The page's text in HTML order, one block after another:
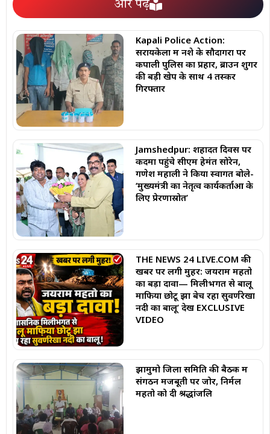
और पढ़ें
Kapali Police Action:
सरायकेला में नशे के सौदागरों पर
कपाली पुलिस का प्रहार, ब्राउन शुगर
की बड़ी खेप के साथ 4 तस्कर
गिरफ्तार
Jamshedpur: शहादत दिवस पर
कदमा पहुंचे सीएम हेमंत सोरेन,
गणेश महाली ने किया स्वागत बोले-
‘मुख्यमंत्री का नेतृत्व कार्यकर्ताओं के
लिए प्रेरणास्रोत’
THE NEWS 24 LIVE.COM की
खबर पर लगी मुहर: जयराम महतो
का बड़ा दावा— मिलीभगत से बालू
माफिया छोटू झा बेच रहा सुवर्णरेखा
नदी का बालू’ देखें EXCLUSIVE
VIDEO
झामुमो जिला समिति की बैठक में
संगठन मजबूती पर जोर, निर्मल
महतो को दी श्रद्धांजलि